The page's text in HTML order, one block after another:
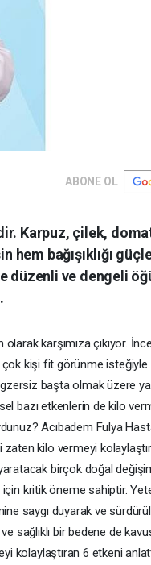
ABONE OL
Karpuz, çilek,
bağışıklığı
düzenli ve dengeli
karşımıza çıkıyor. İnce
çok kişi fit görünme
başta olmak üzere
bazı etkenlerin de kilo
Acıbadem Fulya
zaten kilo vermeyi
birçok doğal
kritik öneme sahiptir.
saygı duyarak ve
sağlıklı bir bedene de
kolaylaştıran 6 etkeni